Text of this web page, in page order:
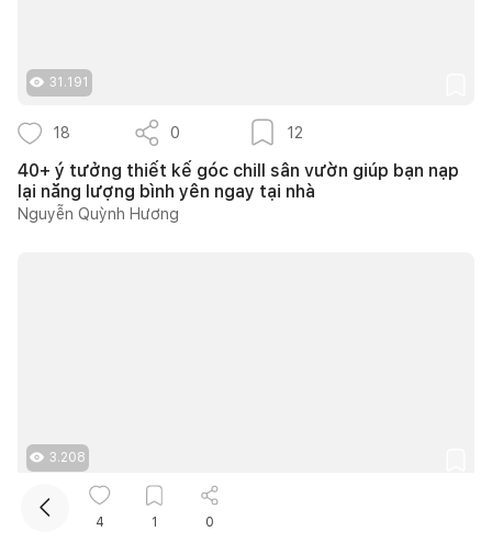
31.191
18 0 12
40+ ý tưởng thiết kế góc chill sân vườn giúp bạn nạp
lại năng lượng bình yên ngay tại nhà
Nguyễn Quỳnh Hương
3.208
4 1 0